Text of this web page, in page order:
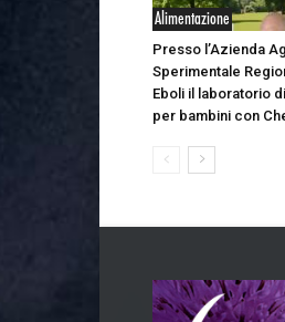
Alimentazione
Presso l’Azienda
Sperimentale
Eboli il laboratorio
per bambini con